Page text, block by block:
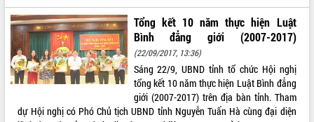
Tổng kết 10 năm thực hiện Luật
Bình đẳng giới (2007-2017)
(22/09/2017, 13:36)
Sáng 22/9, UBND tỉnh tổ chức Hội nghị
tổng kết 10 năm thực hiện Luật Bình đẳng
giới (2007-2017) trên địa bàn tỉnh. Tham
dự Hội nghị có Phó Chủ tịch UBND tỉnh Nguyễn Tuấn Hà cùng đại diện